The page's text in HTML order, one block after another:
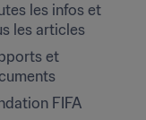
les infos et
les articles
et
FIFA